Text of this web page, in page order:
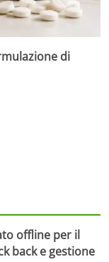
di
offline per il
back e gestione